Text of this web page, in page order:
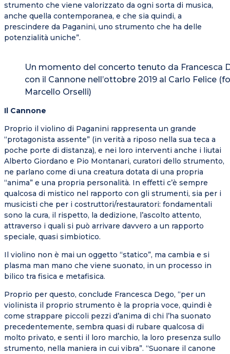
strumento che viene valorizzato da ogni sorta di musica,
anche quella contemporanea, e che sia quindi, a
prescindere da Paganini, uno strumento che ha delle
potenzialità uniche”.
Un momento del concerto tenuto da Francesca
con il Cannone nell’ottobre 2019 al Carlo Felice
Marcello Orselli)
Il Cannone
Proprio il violino di Paganini rappresenta un grande
“protagonista assente” (in verità a riposo nella sua teca a
poche porte di distanza), e nei loro interventi anche i liutai
Alberto Giordano e Pio Montanari, curatori dello strumento,
ne parlano come di una creatura dotata di una propria
“anima” e una propria personalità. In effetti c’è sempre
qualcosa di mistico nel rapporto con gli strumenti, sia per i
musicisti che per i costruttori/restauratori: fondamentali
sono la cura, il rispetto, la dedizione, l’ascolto attento,
attraverso i quali si può arrivare davvero a un rapporto
speciale, quasi simbiotico.
Il violino non è mai un oggetto “statico”, ma cambia e si
plasma man mano che viene suonato, in un processo in
bilico tra fisica e metafisica.
Proprio per questo, conclude Francesca Dego, “per un
violinista il proprio strumento è la propria voce, quindi è
come strappare piccoli pezzi d’anima di chi l’ha suonato
precedentemente, sembra quasi di rubare qualcosa di
molto privato, e senti il loro marchio, la loro presenza sullo
strumento, nella maniera in cui vibra”. “Suonare il canone